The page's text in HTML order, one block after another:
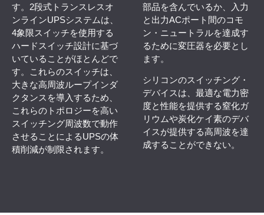
す。2段式トランスレスオ
ンラインUPSシステムは、
4象限スイッチを使用する
ハードスイッチ設計に基づ
いていることがほとんどで
す。これらのスイッチは、
大きな高周波ループインダ
クタンスを導入するため、
これらのトポロジーを高い
スイッチング周波数で動作
させることによるUPSの体
積削減が制限されます。
部品を含んでいるか、入力
と出力ACポート間のコモ
ン・ニュートラルを達成す
るために変圧器を必要とし
ます。
シリコンのスイッチング・
デバイスは、最適な電力密
度と性能を提供する窒化ガ
リウムや炭化ケイ素のデバ
イスが提供する高周波を達
成することができない。